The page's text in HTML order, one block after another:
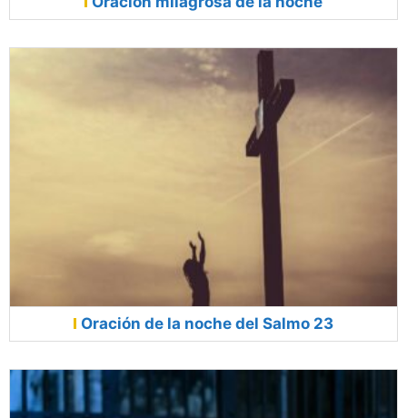
Oración de la noche del Salmo 23